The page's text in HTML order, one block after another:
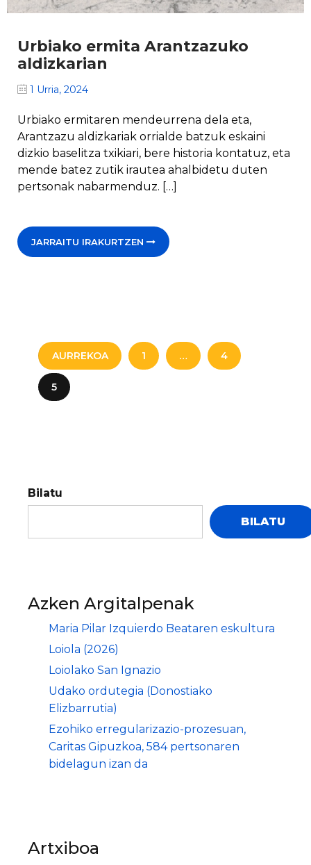
Urbiako ermita Arantzazuko
aldizkarian
1 Urria, 2024
Urbiako ermitaren mendeurrena dela eta,
Arantzazu aldizkariak orrialde batzuk eskaini
dizkio baselitza txikiari, bere historia kontatuz, eta
mende batez zutik irautea ahalbidetu duten
pertsonak nabarmenduz. […]
JARRAITU IRAKURTZEN
AURREKOA 1 … 4
5
Bilatu
BILATU
Azken Argitalpenak
Maria Pilar Izquierdo Beataren eskultura
Loiola (2026)
Loiolako San Ignazio
Udako ordutegia (Donostiako
Elizbarrutia)
Ezohiko erregularizazio-prozesuan,
Caritas Gipuzkoa, 584 pertsonaren
bidelagun izan da
Artxiboa